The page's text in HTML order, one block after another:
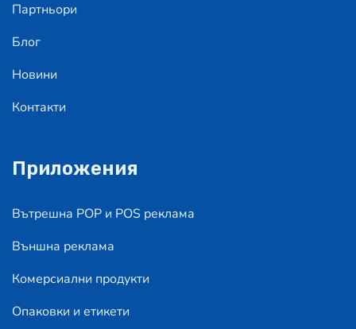
Партньори
Блог
Новини
Контакти
Приложения
Вътрешна POP и POS реклама
Външна реклама
Комерсиални продукти
Опаковки и етикети